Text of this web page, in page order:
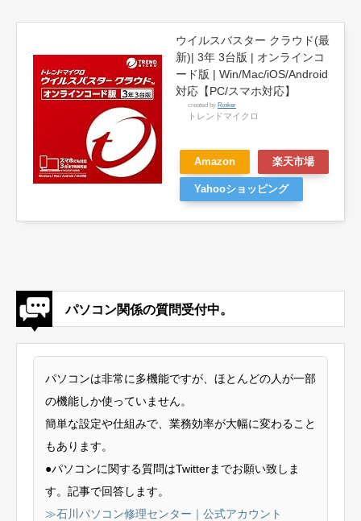
ウイルスバスター クラウド(最
新)| 3年 3台版 | オンラインコ
ード版 | Win/Mac/iOS/Android
対応【PC/スマホ対応】
created by Rinker
トレンドマイクロ
Amazon 楽天市場
Yahooショッピング
パソコン関係の質問受付中。
パソコンは非常に多機能ですが、ほとんどの人が一部
の機能しか使っていません。
簡単な設定や仕組みで、業務効率が大幅に変わること
もあります。
●パソコンに関する質問はTwitterまでお願い致しま
す。記事で回答します。
≫石川パソコン修理センター｜公式アカウント